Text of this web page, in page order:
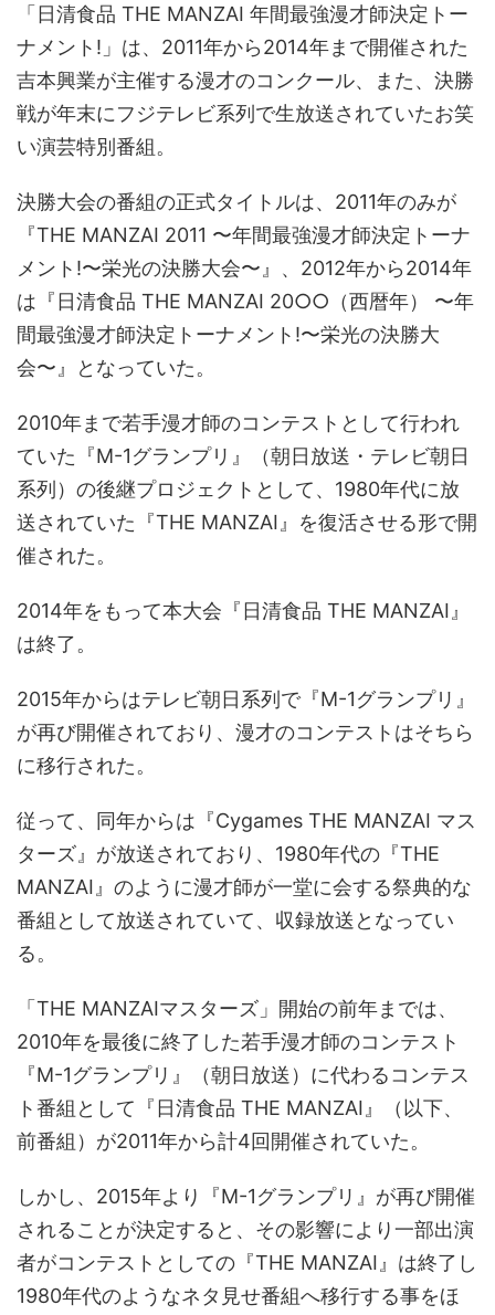
「日清食品 THE MANZAI 年間最強漫才師決定トー
ナメント!」は、2011年から2014年まで開催された
吉本興業が主催する漫才のコンクール、また、決勝
戦が年末にフジテレビ系列で生放送されていたお笑
い演芸特別番組。
決勝大会の番組の正式タイトルは、2011年のみが
『THE MANZAI 2011 〜年間最強漫才師決定トーナ
メント!〜栄光の決勝大会〜』、2012年から2014年
は『日清食品 THE MANZAI 20○○（西暦年） 〜年
間最強漫才師決定トーナメント!〜栄光の決勝大
会〜』となっていた。
2010年まで若手漫才師のコンテストとして行われ
ていた『M-1グランプリ』（朝日放送・テレビ朝日
系列）の後継プロジェクトとして、1980年代に放
送されていた『THE MANZAI』を復活させる形で開
催された。
2014年をもって本大会『日清食品 THE MANZAI』
は終了。
2015年からはテレビ朝日系列で『M-1グランプリ』
が再び開催されており、漫才のコンテストはそちら
に移行された。
従って、同年からは『Cygames THE MANZAI マス
ターズ』が放送されており、1980年代の『THE
MANZAI』のように漫才師が一堂に会する祭典的な
番組として放送されていて、収録放送となってい
る。
「THE MANZAIマスターズ」開始の前年までは、
2010年を最後に終了した若手漫才師のコンテスト
『M-1グランプリ』（朝日放送）に代わるコンテス
ト番組として『日清食品 THE MANZAI』（以下、
前番組）が2011年から計4回開催されていた。
しかし、2015年より『M-1グランプリ』が再び開催
されることが決定すると、その影響により一部出演
者がコンテストとしての『THE MANZAI』は終了し
1980年代のようなネタ見せ番組へ移行する事をほ